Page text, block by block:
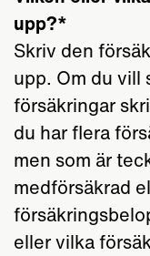
upp?
Skriv den
upp. Om du vill
försäkringar
du har flera
men som är
medförsäkrad
eller vilka